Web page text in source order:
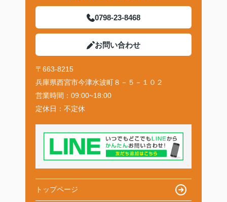
0798-23-8468
お問い合わせ
〒663-8215
兵庫県西宮市今津水波町８－５－１０２
営業時間： 09:00~18:00
定休日： 不定休
トップページ